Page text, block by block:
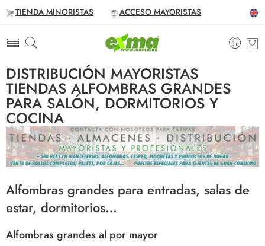
TIENDA MINORISTAS ACCESO MAYORISTAS
DISTRIBUCIÓN MAYORISTAS
TIENDAS ALFOMBRAS GRANDES
PARA SALÓN, DORMITORIOS Y
COCINA
Alfombras grandes para entradas, salas de
estar, dormitorios…
Alfombras grandes al por mayor